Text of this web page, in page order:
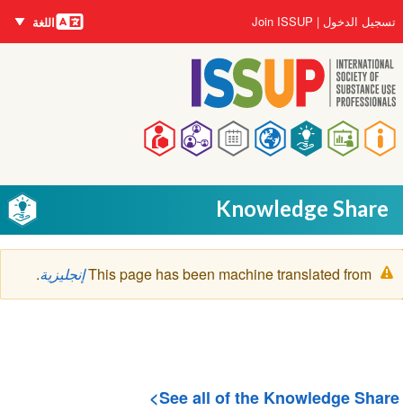
إلى
المحتوى
الرئيسي
Main
navigation
User
account
menu
تسجيل الدخول Join ISSUP اللغات
اللغة
Knowledge Share
رسالة
التحذير
This page has been machine translated fromإنجليزية.
See all of the Knowledge Share